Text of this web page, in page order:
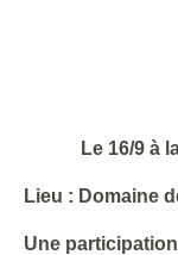
Le 16/9 à la
Lieu : Domaine
Une